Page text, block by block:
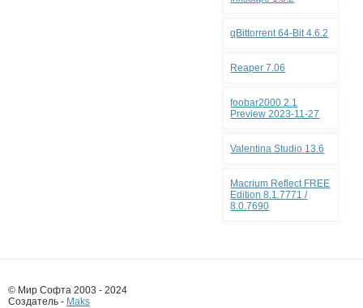
qBittorrent 64-Bit 4.6.2
Reaper 7.06
foobar2000 2.1
Preview 2023-11-27
Valentina Studio 13.6
Macrium Reflect FREE
Edition 8.1.7771 /
8.0.7690
© Мир Софта 2003 - 2024
Создатель - Maks